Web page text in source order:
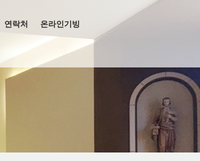
연락처 온라인기빙